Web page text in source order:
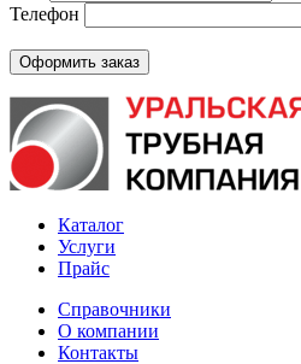
Телефон
Каталог
Услуги
Прайс
Справочники
О компании
Контакты